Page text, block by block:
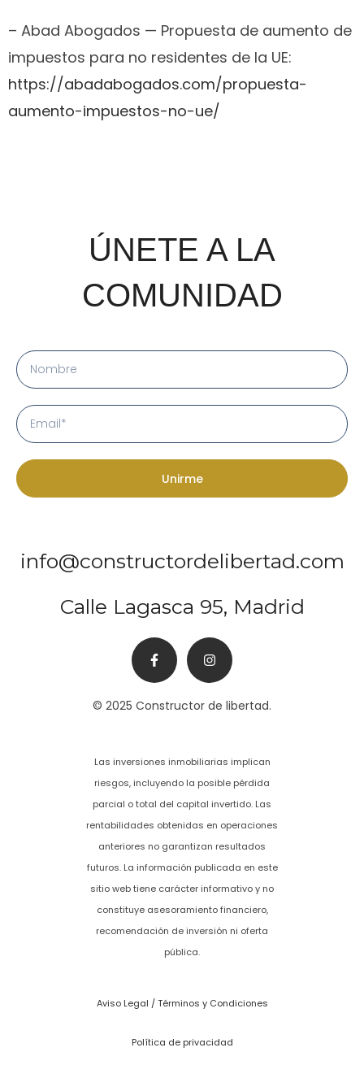
– Abad Abogados — Propuesta de aumento de
impuestos para no residentes de la UE:
https://abadabogados.com/propuesta-
aumento-impuestos-no-ue/
ÚNETE A LA
COMUNIDAD
Unirme
info@constructordelibertad.com
Calle Lagasca 95, Madrid
© 2025 Constructor de libertad.
Las inversiones inmobiliarias implican
riesgos, incluyendo la posible pérdida
parcial o total del capital invertido. Las
rentabilidades obtenidas en operaciones
anteriores no garantizan resultados
futuros. La información publicada en este
sitio web tiene carácter informativo y no
constituye asesoramiento financiero,
recomendación de inversión ni oferta
pública.
Aviso Legal / Términos y Condiciones
Política de privacidad